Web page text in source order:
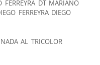
FERREYRA DT MARIANO
FERREYRA DIEGO
AL TRICOLOR